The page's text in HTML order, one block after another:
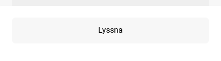
Lyssna